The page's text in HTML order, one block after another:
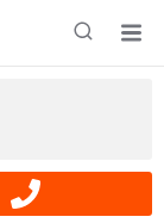
/ Rabais /